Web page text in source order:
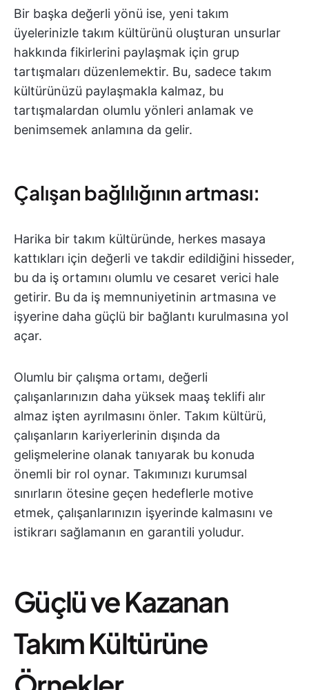
Bir başka değerli yönü ise, yeni takım
üyelerinizle takım kültürünü oluşturan unsurlar
hakkında fikirlerini paylaşmak için grup
tartışmaları düzenlemektir. Bu, sadece takım
kültürünüzü paylaşmakla kalmaz, bu
tartışmalardan olumlu yönleri anlamak ve
benimsemek anlamına da gelir.
Çalışan bağlılığının artması:
Harika bir takım kültüründe, herkes masaya
kattıkları için değerli ve takdir edildiğini hisseder,
bu da iş ortamını olumlu ve cesaret verici hale
getirir. Bu da iş memnuniyetinin artmasına ve
işyerine daha güçlü bir bağlantı kurulmasına yol
açar.
Olumlu bir çalışma ortamı, değerli
çalışanlarınızın daha yüksek maaş teklifi alır
almaz işten ayrılmasını önler. Takım kültürü,
çalışanların kariyerlerinin dışında da
gelişmelerine olanak tanıyarak bu konuda
önemli bir rol oynar. Takımınızı kurumsal
sınırların ötesine geçen hedeflerle motive
etmek, çalışanlarınızın işyerinde kalmasını ve
istikrarı sağlamanın en garantili yoludur.
Güçlü ve Kazanan
Takım Kültürüne